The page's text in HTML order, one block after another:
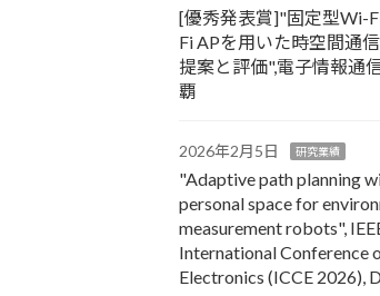
[優秀発表賞]"固定型Wi-
Fi APを用いた時空間通
提案と評価",電子情報通
覇
2026年2月5日 研究業績
"Adaptive path planning
personal space for
measurement robots",
International Conference
Electronics (ICCE 2026),